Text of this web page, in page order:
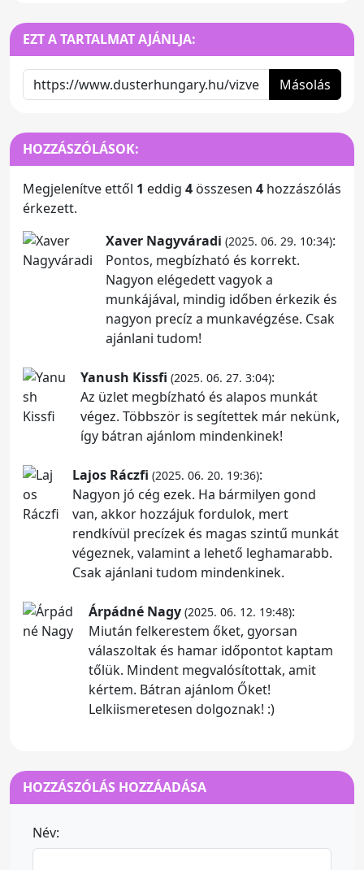
EZT A TARTALMAT AJÁNLJA:
Másolás
HOZZÁSZÓLÁSOK:
Megjelenítve ettől 1 eddig 4 összesen 4 hozzászólás
érkezett.
Xaver Nagyváradi (2025. 06. 29. 10:34):
Pontos, megbízható és korrekt.
Nagyon elégedett vagyok a
munkájával, mindig időben érkezik és
nagyon precíz a munkavégzése. Csak
ajánlani tudom!
Yanush Kissfi (2025. 06. 27. 3:04):
Az üzlet megbízható és alapos munkát
végez. Többször is segítettek már nekünk,
így bátran ajánlom mindenkinek!
Lajos Ráczfi (2025. 06. 20. 19:36):
Nagyon jó cég ezek. Ha bármilyen gond
van, akkor hozzájuk fordulok, mert
rendkívül precízek és magas szintű munkát
végeznek, valamint a lehető leghamarabb.
Csak ajánlani tudom mindenkinek.
Árpádné Nagy (2025. 06. 12. 19:48):
Miután felkerestem őket, gyorsan
válaszoltak és hamar időpontot kaptam
tőlük. Mindent megvalósítottak, amit
kértem. Bátran ajánlom Őket!
Lelkiismeretesen dolgoznak! :)
HOZZÁSZÓLÁS HOZZÁADÁSA
Név: